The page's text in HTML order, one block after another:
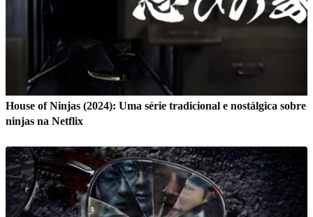
House of Ninjas (2024): Uma série tradicional e nostálgica sobre
ninjas na Netflix